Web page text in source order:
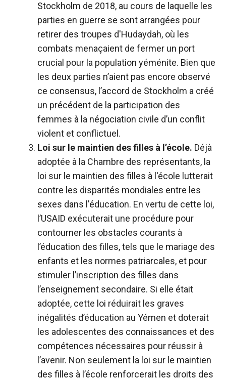
Stockholm de 2018, au cours de laquelle les
parties en guerre se sont arrangées pour
retirer des troupes d'Hudaydah, où les
combats menaçaient de fermer un port
crucial pour la population yéménite. Bien que
les deux parties n’aient pas encore observé
ce consensus, l’accord de Stockholm a créé
un précédent de la participation des
femmes à la négociation civile d’un conflit
violent et conflictuel.
Loi sur le maintien des filles à l’école. Déjà
adoptée à la Chambre des représentants, la
loi sur le maintien des filles à l'école lutterait
contre les disparités mondiales entre les
sexes dans l'éducation. En vertu de cette loi,
l’USAID exécuterait une procédure pour
contourner les obstacles courants à
l’éducation des filles, tels que le mariage des
enfants et les normes patriarcales, et pour
stimuler l’inscription des filles dans
l’enseignement secondaire. Si elle était
adoptée, cette loi réduirait les graves
inégalités d’éducation au Yémen et doterait
les adolescentes des connaissances et des
compétences nécessaires pour réussir à
l’avenir. Non seulement la loi sur le maintien
des filles à l’école renforcerait les droits des